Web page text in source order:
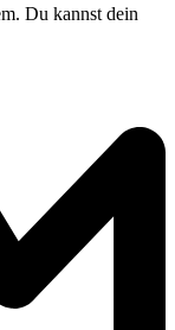
Du kannst dein